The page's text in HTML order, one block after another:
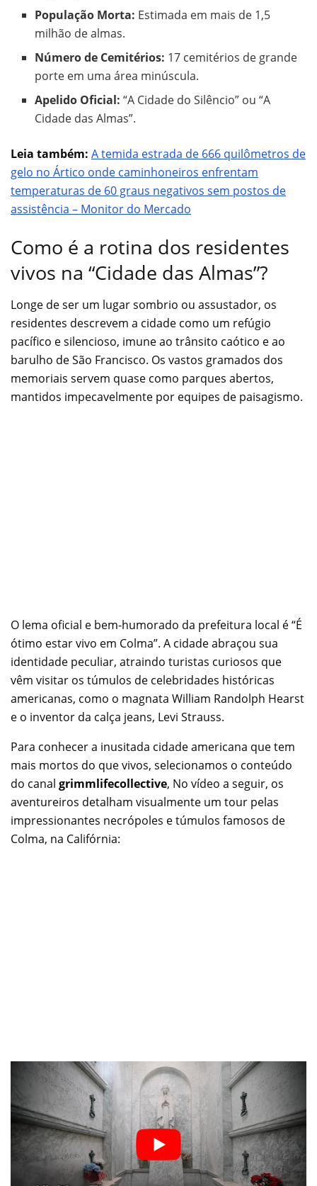
População Morta: Estimada em mais de 1,5
milhão de almas.
Número de Cemitérios: 17 cemitérios de grande
porte em uma área minúscula.
Apelido Oficial: “A Cidade do Silêncio” ou “A
Cidade das Almas”.
Leia também: A temida estrada de 666 quilômetros de
gelo no Ártico onde caminhoneiros enfrentam
temperaturas de 60 graus negativos sem postos de
assistência – Monitor do Mercado
Como é a rotina dos residentes
vivos na “Cidade das Almas”?
Longe de ser um lugar sombrio ou assustador, os
residentes descrevem a cidade como um refúgio
pacífico e silencioso, imune ao trânsito caótico e ao
barulho de São Francisco. Os vastos gramados dos
memoriais servem quase como parques abertos,
mantidos impecavelmente por equipes de paisagismo.
O lema oficial e bem-humorado da prefeitura local é “É
ótimo estar vivo em Colma”. A cidade abraçou sua
identidade peculiar, atraindo turistas curiosos que
vêm visitar os túmulos de celebridades históricas
americanas, como o magnata William Randolph Hearst
e o inventor da calça jeans, Levi Strauss.
Para conhecer a inusitada cidade americana que tem
mais mortos do que vivos, selecionamos o conteúdo
do canal grimmlifecollective, No vídeo a seguir, os
aventureiros detalham visualmente um tour pelas
impressionantes necrópoles e túmulos famosos de
Colma, na Califórnia: